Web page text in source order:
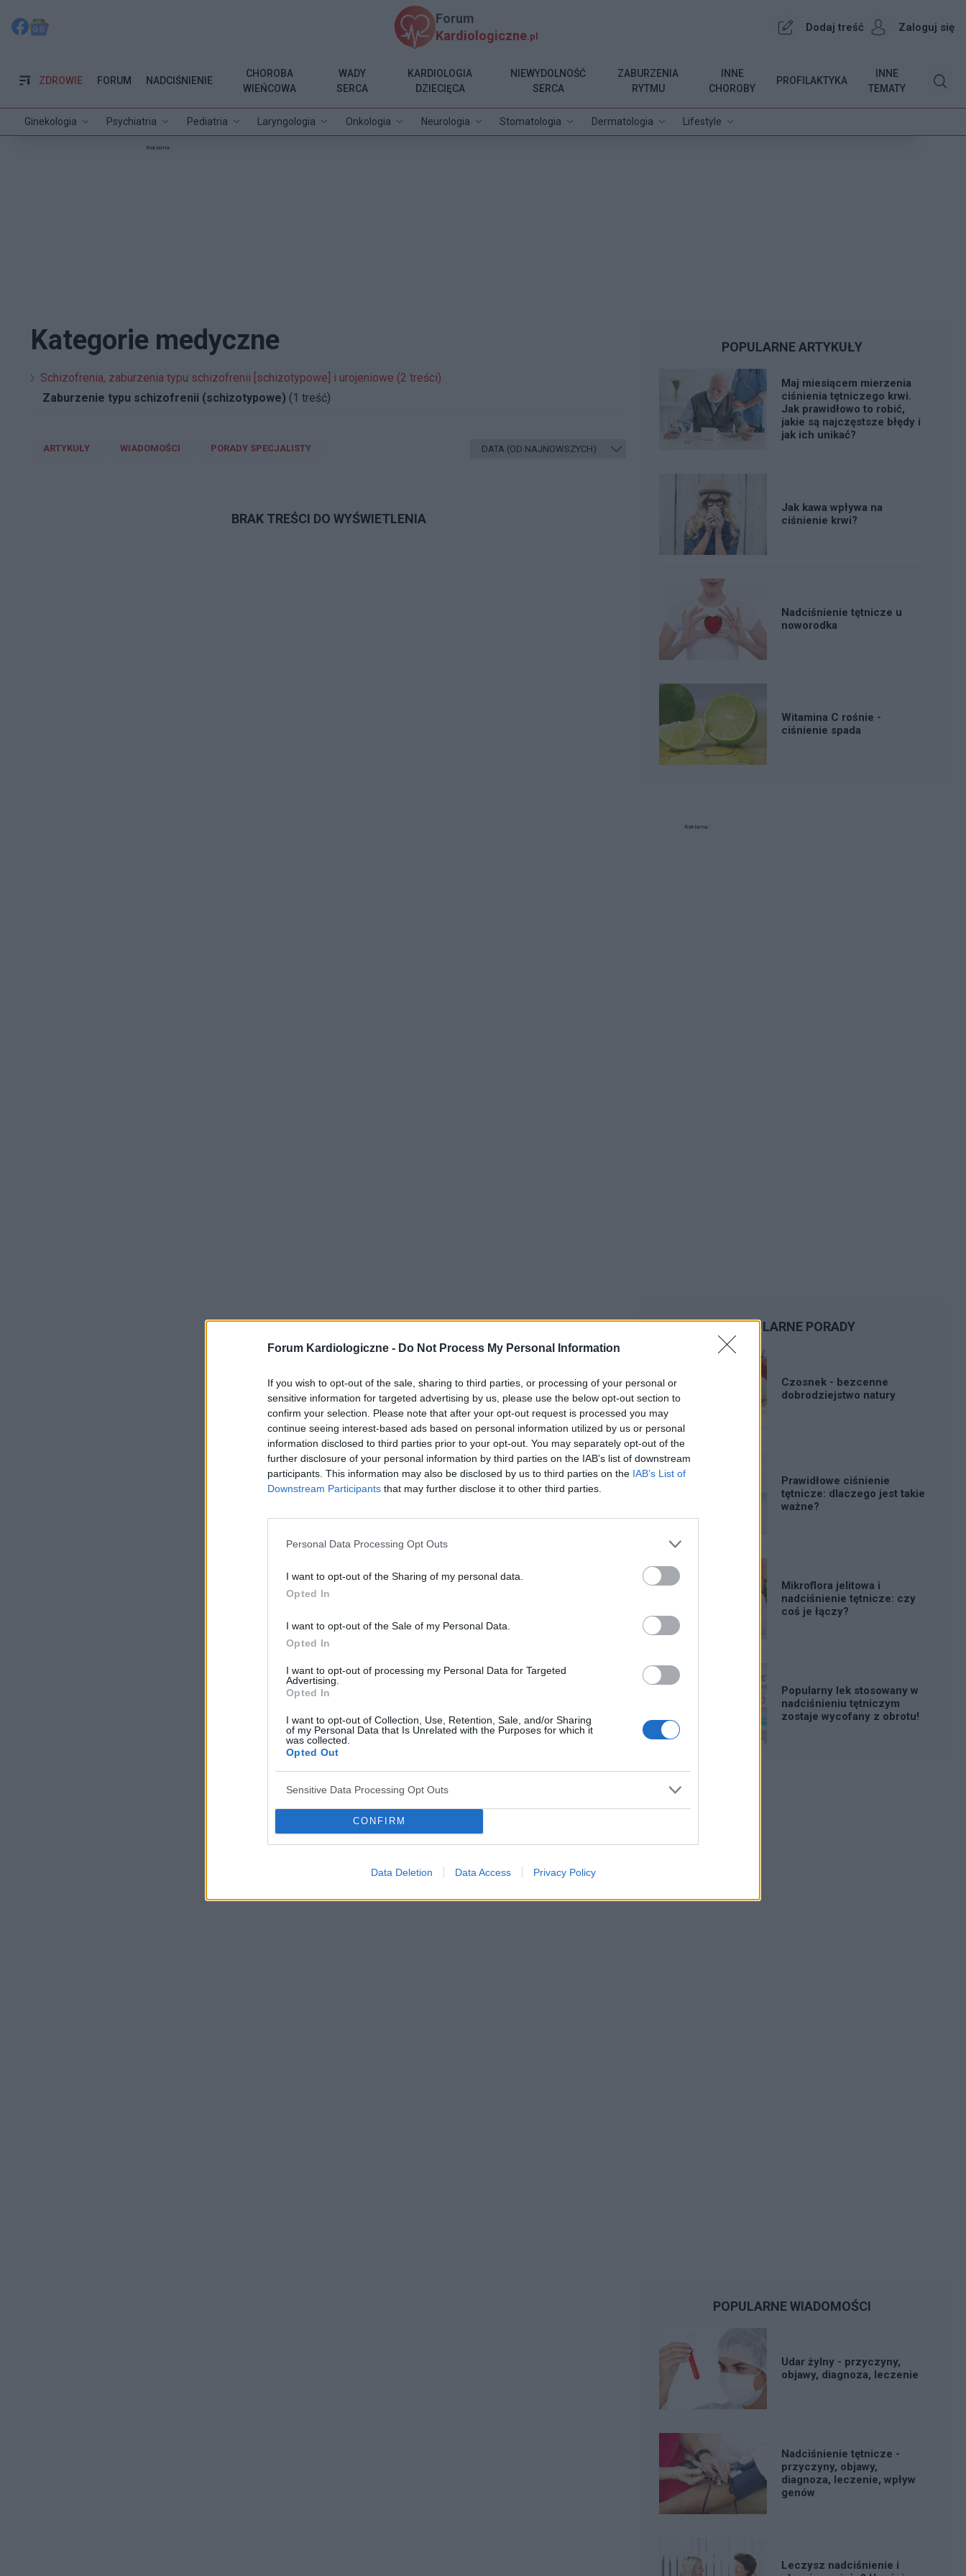
Forum Kardiologiczne - Do Not Process My Personal Information
If you wish to opt-out of the sale, sharing to third parties, or processing of your personal or
sensitive information for targeted advertising by us, please use the below opt-out section to
confirm your selection. Please note that after your opt-out request is processed you may
continue seeing interest-based ads based on personal information utilized by us or personal
information disclosed to third parties prior to your opt-out. You may separately opt-out of the
further disclosure of your personal information by third parties on the IAB’s list of downstream
participants. This information may also be disclosed by us to third parties on the IAB’s List of
Downstream Participants that may further disclose it to other third parties.
Personal Data Processing Opt Outs
I want to opt-out of the Sharing of my personal data.
Opted In
I want to opt-out of the Sale of my Personal Data.
Opted In
I want to opt-out of processing my Personal Data for Targeted
Advertising.
Opted In
I want to opt-out of Collection, Use, Retention, Sale, and/or Sharing
of my Personal Data that Is Unrelated with the Purposes for which it
was collected.
Opted Out
Sensitive Data Processing Opt Outs
CONFIRM
Data Deletion Data Access Privacy Policy
Forum
Kardiologiczne .pl
Dodaj treść Zaloguj się
ZDROWIE
Ginekologia Psychiatria Pediatria Laryngologia Onkologia Neurologia Stomatologia Dermatologia Lifestyle
FORUM NADCIŚNIENIE
CHOROBA
WIEŃCOWA
WADY
SERCA
KARDIOLOGIA
DZIECIĘCA
NIEWYDOLNOŚĆ
SERCA
ZABURZENIA
RYTMU
INNE
CHOROBY
PROFILAKTYKA
INNE
TEMATY
Reklama:
Kategorie medyczne
Schizofrenia, zaburzenia typu schizofrenii [schizotypowe] i urojeniowe (2 treści)
Zaburzenie typu schizofrenii (schizotypowe) (1 treść)
ARTYKUŁY WIADOMOŚCI PORADY SPECJALISTY
BRAK TREŚCI DO WYŚWIETLENIA
POPULARNE ARTYKUŁY
Maj miesiącem mierzenia
ciśnienia tętniczego krwi.
Jak prawidłowo to robić,
jakie są najczęstsze błędy i
jak ich unikać?
Jak kawa wpływa na
ciśnienie krwi?
Nadciśnienie tętnicze u
noworodka
Witamina C rośnie -
ciśnienie spada
Reklama:
POPULARNE PORADY
Czosnek - bezcenne
dobrodziejstwo natury
Prawidłowe ciśnienie
tętnicze: dlaczego jest takie
ważne?
Mikroflora jelitowa i
nadciśnienie tętnicze: czy
coś je łączy?
Popularny lek stosowany w
nadciśnieniu tętniczym
zostaje wycofany z obrotu!
POPULARNE WIADOMOŚCI
Udar żylny - przyczyny,
objawy, diagnoza, leczenie
Nadciśnienie tętnicze -
przyczyny, objawy,
diagnoza, leczenie, wpływ
genów
Leczysz nadciśnienie i